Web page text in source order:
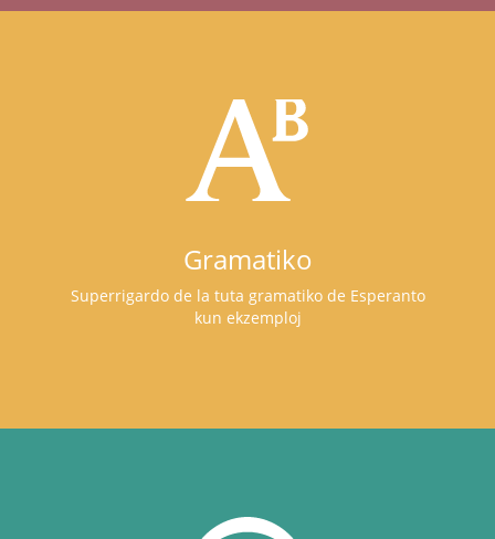
Gramatiko
Superrigardo de la tuta gramatiko de Esperanto
kun ekzemploj